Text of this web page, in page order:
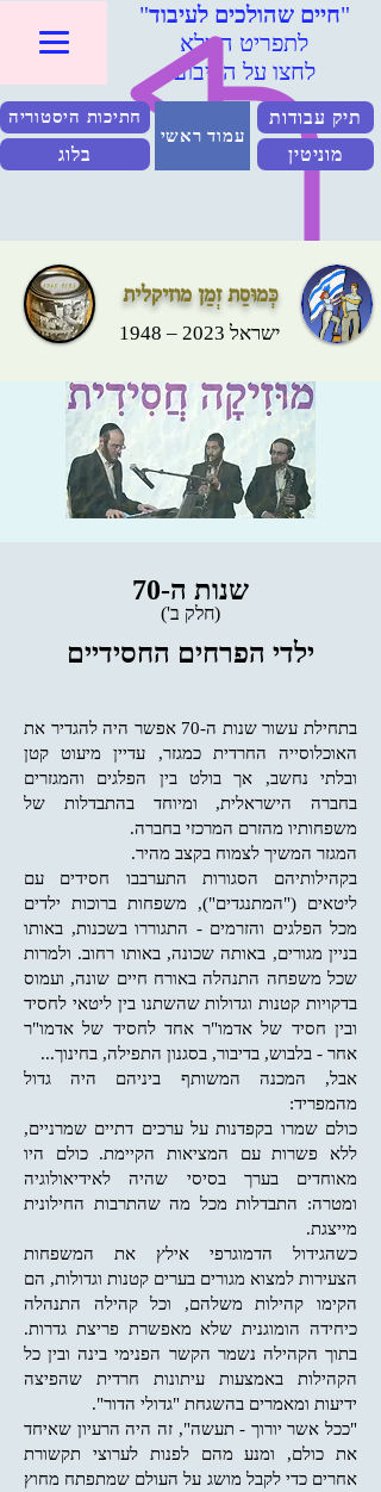
"חיים שהולכים לעיבוד"
לתפריט המלא
לחצו על הריבוע
חתיכות היסטוריה
בלוג
עמוד ראשי
תיק עבודות
מוניטין
כְּמוּסַת זְמַן מוזיקלית
ישראל 2023 – 1948
שנות ה-70
(חלק ב')
ילדי הפרחים החסידיים
בתחילת עשור שנות ה-70 אפשר היה להגדיר את
האוכלוסייה החרדית כמגזר, עדיין מיעוט קטן
ובלתי נחשב, אך בולט בין הפלגים והמגזרים
בחברה הישראלית, ומיוחד בהתבדלות של
משפחותיו מהזרם המרכזי בחברה.
המגזר המשיך לצמוח בקצב מהיר.
בקהילותיהם הסגורות התערבבו חסידים עם
ליטאים ("המתנגדים"), משפחות ברוכות ילדים
מכל הפלגים והזרמים - התגוררו בשכנות, באותו
בניין מגורים, באותה שכונה, באותו רחוב. ולמרות
שכל משפחה התנהלה באורח חיים שונה, ועמוס
בדקויות קטנות וגדולות שהשתנו בין ליטאי לחסיד
ובין חסיד של אדמו"ר אחד לחסיד של אדמו"ר
אחר - בלבוש, בדיבור, בסגנון התפילה, בחינוך...
אבל, המכנה המשותף ביניהם היה גדול
מהמפריד:
כולם שמרו בקפדנות על ערכים דתיים שמרניים,
ללא פשרות עם המציאות הקיימת. כולם היו
מאוחדים בערך בסיסי שהיה לאידיאולוגיה
ומטרה: התבדלות מכל מה שהתרבות החילונית
מייצגת.
כשהגידול הדמוגרפי אילץ את המשפחות
הצעירות למצוא מגורים בערים קטנות וגדולות, הם
הקימו קהילות משלהם, וכל קהילה התנהלה
כיחידה הומוגנית שלא מאפשרת פריצת גדרות.
בתוך הקהילה נשמר הקשר הפנימי בינה ובין כל
הקהילות באמצעות עיתונות חרדית שהפיצה
ידיעות ומאמרים בהשגחת "גדולי הדור".
"ככל אשר יורוך - תעשה", זה היה הרעיון שאיחד
את כולם, ומנע מהם לפנות לערוצי תקשורת
אחרים כדי לקבל מושג על העולם שמתפתח מחוץ